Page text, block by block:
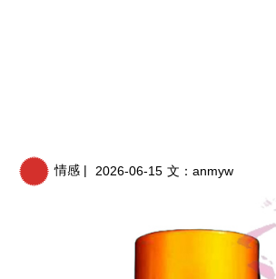
情感 | 2026-06-15 文： anmyw